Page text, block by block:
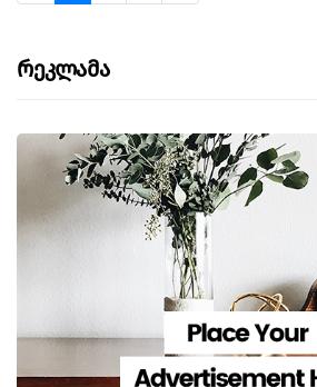
გამოიყენეს, რათა გენური
ევსი თვის შემდეგ, კიბო აღარ
პაციენტი ექიმების
ლეიკემიის დიაგნოზი. კიბო
ქიმიოთერაპიამ და შემდეგ, ძვლის
ტრანსპლანტაციამ ვერ შეძლო მისი
გათავისუფლება.
Რეკლამა